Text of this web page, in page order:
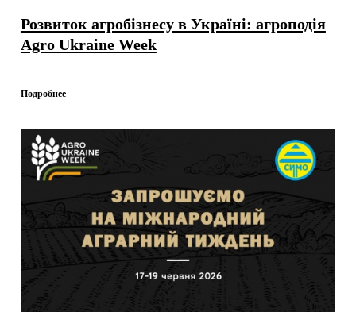
Розвиток агробізнесу в Україні: агроподія
Agro Ukraine Week
Подробнее